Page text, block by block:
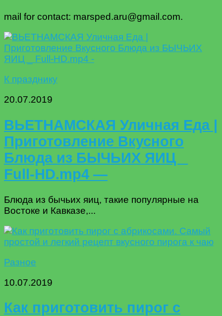
mail for contact: marsped.aru@gmail.com.
К празднику
20.07.2019
ВЬЕТНАМСКАЯ Уличная Еда |
Приготовление Вкусного
Блюда из БЫЧЬИХ ЯИЦ _
Full-HD.mp4 —
Блюда из бычьих яиц, такие популярные на
Востоке и Кавказе,...
Разное
10.07.2019
Как приготовить пирог с